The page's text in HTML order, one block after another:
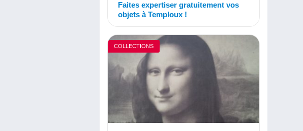
Faites expertiser gratuitement vos
objets à Temploux !
COLLECTIONS